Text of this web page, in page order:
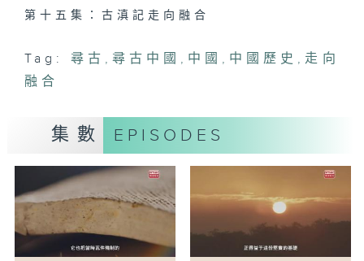
第十五集：古滇記走向融合
Tag: 尋古 , 尋古中國 , 中國 , 中國歷史 , 走向
融合
集數 EPISODES